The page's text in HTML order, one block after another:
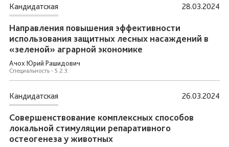
Кандидатская
Направления повышения эффективности
использования защитных лесных насаждений в
«зеленой» аграрной экономике
Ачох Юрий Рашидович
Специальность - 5.2.3.
28.03.2024
Кандидатская
Совершенствование комплексных способов
локальной стимуляции репаративного
остеогенеза у животных
26.03.2024